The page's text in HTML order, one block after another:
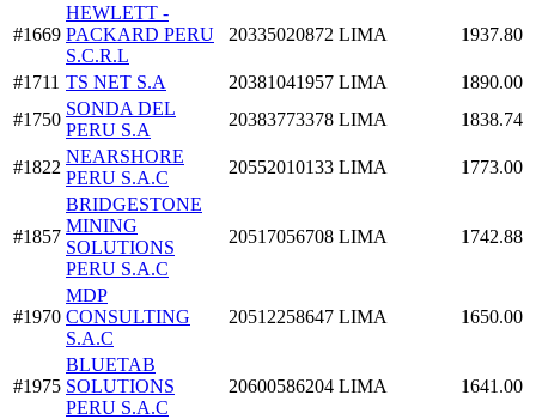
#1669
HEWLETT -
PACKARD PERU
S.C.R.L
20335020872 LIMA 1937.80
#1711 TS NET S.A 20381041957 LIMA
1890.00
#1750
SONDA DEL
PERU S.A
20383773378 LIMA 1838.74
#1822
NEARSHORE
PERU S.A.C
20552010133 LIMA 1773.00
#1857
BRIDGESTONE
MINING
SOLUTIONS
PERU S.A.C
20517056708 LIMA 1742.88
#1970
MDP
CONSULTING
S.A.C
20512258647 LIMA 1650.00
#1975
BLUETAB
SOLUTIONS
PERU S.A.C
20600586204 LIMA 1641.00